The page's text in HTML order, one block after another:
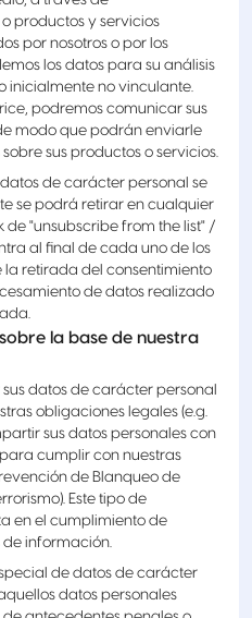
productos y servicios
por nosotros o por los
los datos para su análisis
inicialmente no vinculante.
podremos comunicar sus
modo que podrán enviarle
sus productos o servicios.
de carácter personal se
se podrá retirar en cualquier
"unsubscribe from the list" /
al final de cada uno de los
la retirada del consentimiento
de datos realizado
la base de nuestra
datos de carácter personal
obligaciones legales (e.g.
sus datos personales con
cumplir con nuestras
de Blanqueo de
Este tipo de
en el cumplimiento de
de información.
de datos de carácter
datos personales